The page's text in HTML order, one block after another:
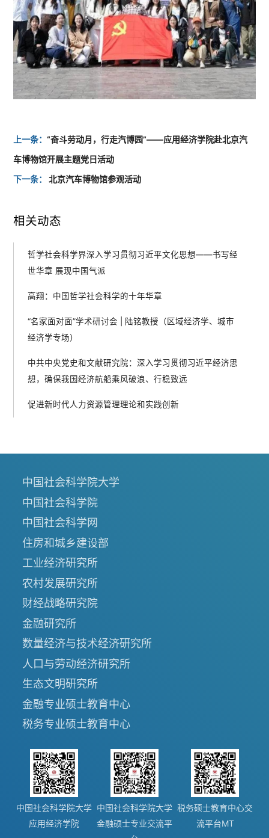
上一条：“奋斗劳动月，行走汽博园”——应用经济学院赴北京汽
车博物馆开展主题党日活动
下一条：
北京汽车博物馆参观活动
相关动态
哲学社会科学界深入学习贯彻习近平文化思想——书写经
世华章 展现中国气派
高翔：中国哲学社会科学的十年华章
“名家面对面”学术研讨会 | 陆铭教授（区域经济学、城市
经济学专场）
中共中央党史和文献研究院：深入学习贯彻习近平经济思
想，确保我国经济航船乘风破浪、行稳致远
促进新时代人力资源管理理论和实践创新
中国社会科学院大学
中国社会科学院
中国社会科学网
住房和城乡建设部
工业经济研究所
农村发展研究所
财经战略研究院
金融研究所
数量经济与技术经济研究所
人口与劳动经济研究所
生态文明研究所
金融专业硕士教育中心
税务专业硕士教育中心
中国社会科学院大学
应用经济学院
中国社会科学院大学
金融硕士专业交流平
税务硕士教育中心交
流平台MT